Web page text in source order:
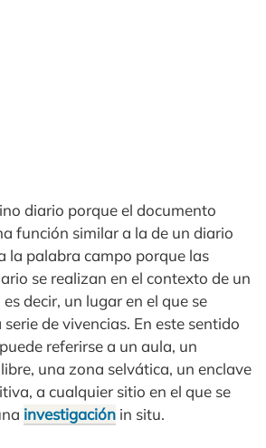
diario porque el documento
función similar a la de un diario
la palabra campo porque las
se realizan en el contexto de un
decir, un lugar en el que se
de vivencias. En este sentido
referirse a un aula, un
una zona selvática, un enclave
a cualquier sitio en el que se
investigación in situ.